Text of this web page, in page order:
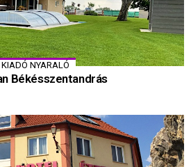
KIADÓ NYARALÓ
Békésszentandrás